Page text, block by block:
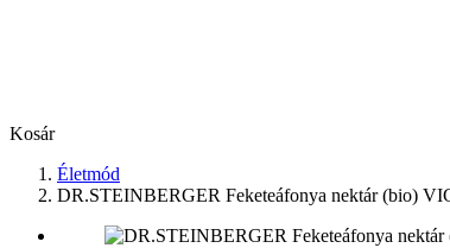
Kosár
Életmód
DR.STEINBERGER Feketeáfonya nektár (bio)